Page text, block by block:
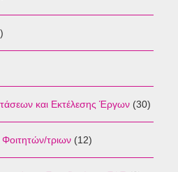
και Εκτέλεσης Έργων (30)
τριων (12)